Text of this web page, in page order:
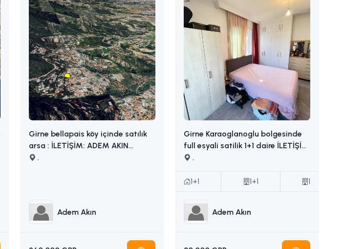
Girne bellapais köy içinde satılık
arsa : İLETİŞİM: ADEM AKIN
05338314949
,
Adem Akın
Girne Karaoglanoglu bolgesinde
full esyali satilik 1+1 daire İLETİŞİM
ADEM AKIN : 05338314949
,
1+1 1+1 1
Adem Akın